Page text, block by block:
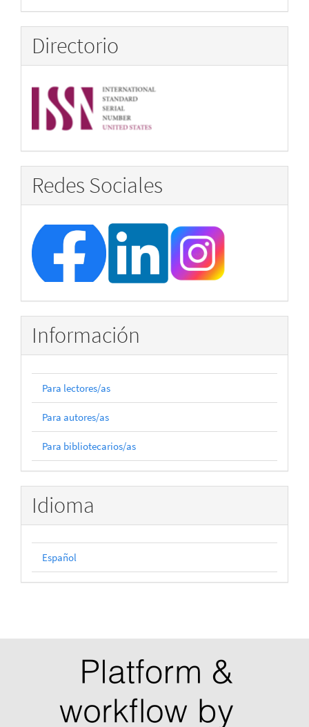
Directorio
Redes Sociales
Información
Para lectores/as
Para autores/as
Para bibliotecarios/as
Idioma
Español